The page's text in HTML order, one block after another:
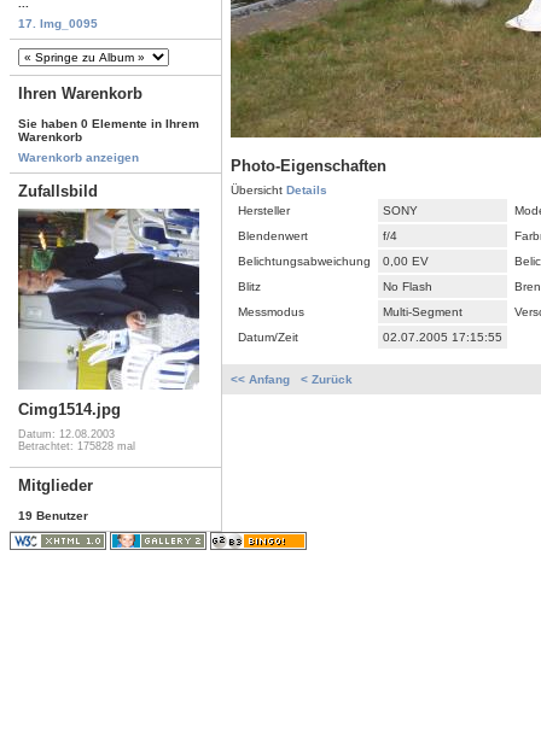
17. Img_0095
Ihren Warenkorb
Sie haben 0 Elemente in Ihrem
Warenkorb
Warenkorb anzeigen
Zufallsbild
Cimg1514.jpg
Datum: 12.08.2003
Betrachtet: 175828 mal
Mitglieder
19 Benutzer
Photo-Eigenschaften
Übersicht Details
Hersteller
SONY
Blendenwert
f/4
Belichtungsabweichung
0,00 EV
Blitz
No Flash
Messmodus
Multi-Segment
Datum/Zeit
02.07.2005 17:15:55
<< Anfang < Zurück